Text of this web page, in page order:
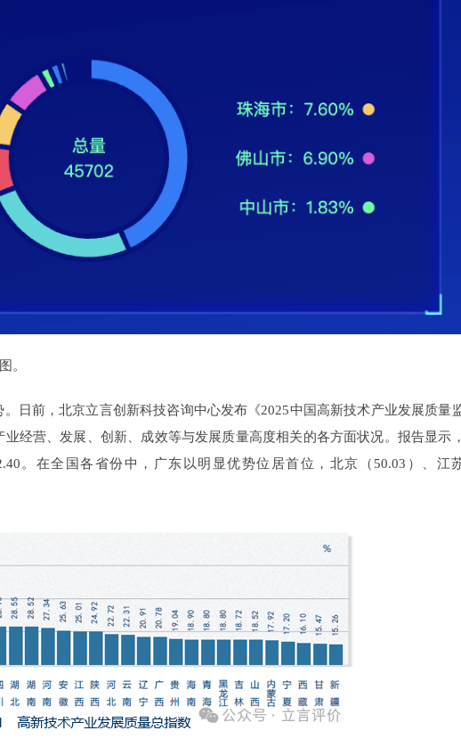
。
日前，北京立言创新科技咨询中心发布《2025中国高新技术产业发展质量
经营、发展、创新、成效等与发展质量高度相关的各方面状况。报告显示，
。在全国各省份中，广东以明显优势位居首位，北京（50.03）、江